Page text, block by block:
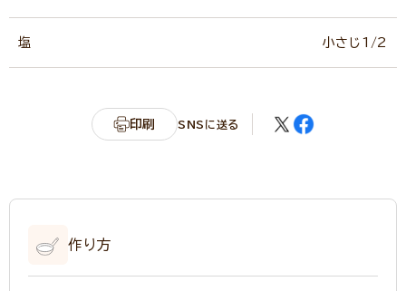
塩 小さじ1/2
印刷 SNSに送る
作り方